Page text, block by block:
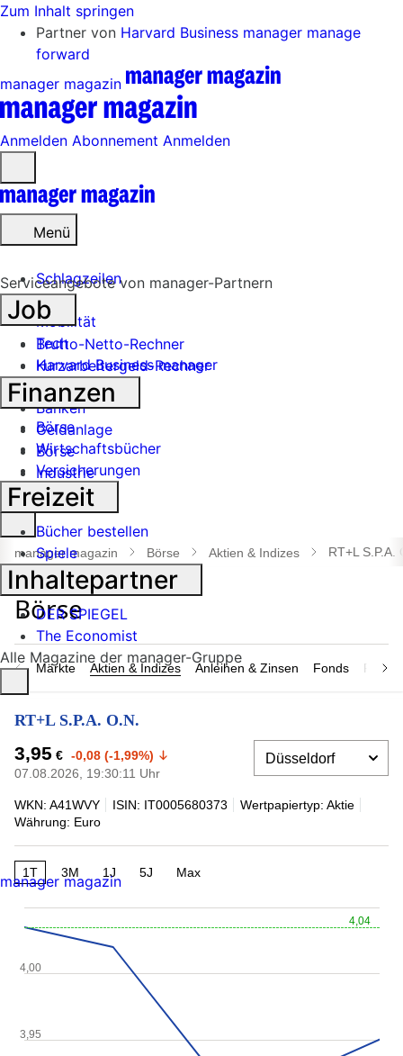
Zum Inhalt springen
Partner von Harvard Business manager manage
forward
manager magazin
Anmelden Abonnement Anmelden
öffnen
Menü
Schlagzeilen
Mobilität
Tech
Harvard Business manager
Handel
Banken
Geldanlage
Börse
Industrie
Suche
öffnen
manager magazin Börse Aktien & Indizes RT+L S.P.A.
Märkte Aktien & Indizes Anleihen & Zinsen Fonds
RT+L S.P.A. O.N.
3,95 € -0,08 (-1,99%)
07.08.2026, 19:30:11 Uhr
WKN: A41WVY ISIN: IT0005680373
Wertpapiertyp: Aktie
Währung: Euro
1T 3M 1J 5J Max
4,04
3,95
4,00
Serviceangebote von manager-Partnern
Job
Brutto-Netto-Rechner
Kurzarbeitergeld-Rechner
Finanzen
Börse
Wirtschaftsbücher
Versicherungen
Freizeit
Bücher bestellen
Spiele
Inhaltepartner
DER SPIEGEL
The Economist
Alle Magazine der manager-Gruppe
manager magazin